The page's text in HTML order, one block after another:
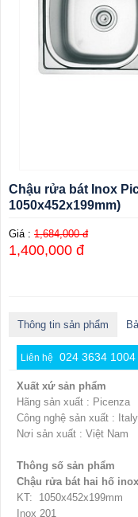
Chậu rửa bát Inox
1050x452x199mm)
Giá : 1,684,000 đ
1,400,000 đ
Thông tin sản phẩm
Liên hệ 024 3634
Xuất xứ sản phẩm
Hãng sản xuất : Picenza
Công nghệ sản xuất : Italy
Nơi sản xuất : Việt Nam
Thông số sản phẩm
Chậu rửa bát hai hố
KT: 1050x452x199mm
Inox 201